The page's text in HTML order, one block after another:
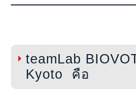
teamLab
Kyoto  คือ